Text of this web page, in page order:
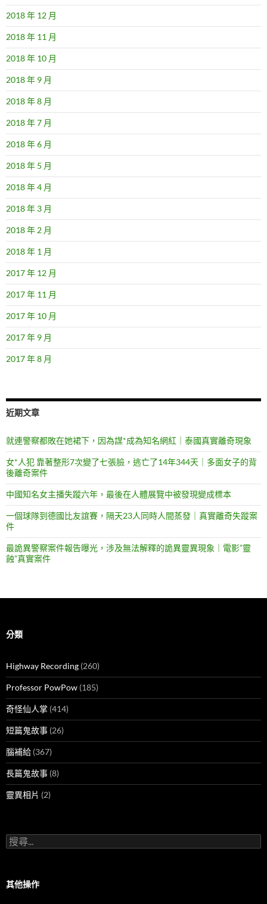
2018 年 12 月
2018 年 11 月
2018 年 10 月
2018 年 9 月
2018 年 8 月
2018 年 7 月
2018 年 6 月
2018 年 5 月
2018 年 4 月
2018 年 3 月
2018 年 2 月
2018 年 1 月
2017 年 12 月
2017 年 11 月
2017 年 10 月
2017 年 9 月
2017 年 8 月
近期文章
就連警察都敗在她裙下，因為謀*成為知名網紅｜泰國真實離奇現象
女*人犯 靠著整形7次變了七張臉，逃亡了14年344天｜多面女子的背
後離奇案件
中國知名女主播失蹤六年，最後在人體展覽中被發現變成標本
一個球隊到德國比友誼賽，隔天23人同時人間蒸發｜真實離奇失蹤案
件
最詭異警察案件報告曝光，涉及無法解釋的詭異靈異現象｜電影”靈
蝕”真實案件
分類
Highway Recording (260)
Professor PowPow (185)
奇怪仙人掌 (414)
短篇鬼故事 (26)
腦補給 (367)
長篇鬼故事 (8)
靈異相片 (2)
搜
尋
字:
其他操作